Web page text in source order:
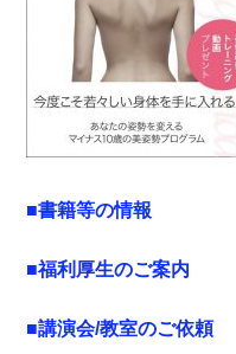
■書籍等の情報
■福利厚生のご案内
■講演会/教室のご依頼